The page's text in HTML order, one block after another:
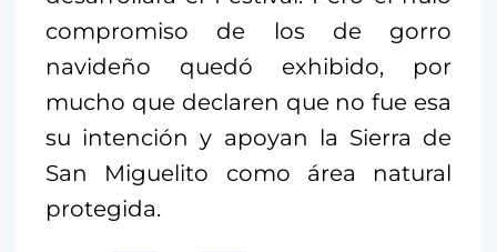
compromiso de los de gorro
navideño quedó exhibido, por
mucho que declaren que no fue esa
su intención y apoyan la Sierra de
San Miguelito como área natural
protegida.